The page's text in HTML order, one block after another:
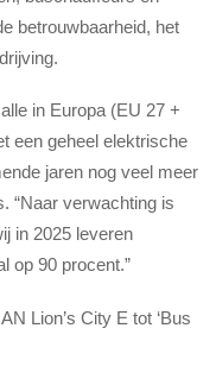
betrouwbaarheid, het
in Europa (EU 27 +
een geheel elektrische
jaren nog veel meer
“Naar verwachting is
in 2025 leveren
op 90 procent.”
Lion’s City E tot ‘Bus